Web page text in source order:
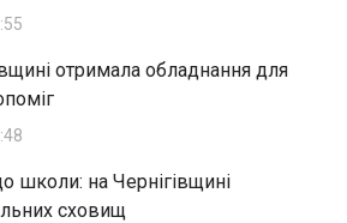
отримала обладнання для
школи: на Чернігівщині
сховищ